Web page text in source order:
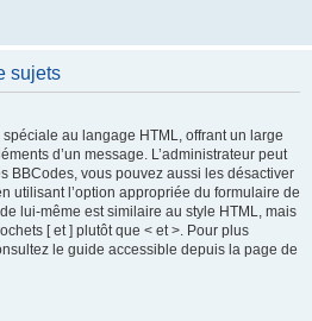
sujets
au langage HTML, offrant un large
d’un message. L’administrateur peut
BBCodes, vous pouvez aussi les désactiver
utilisant l’option appropriée du formulaire de
lui-même est similaire au style HTML, mais
[ et ] plutôt que < et >. Pour plus
le guide accessible depuis la page de